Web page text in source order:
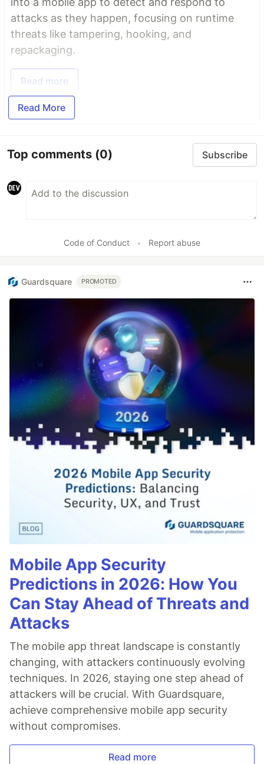
attacks as they happen, focusing on runtime
threats like tampering, hooking, and
repackaging.
Read more
Read More
Top comments (0) Subscribe
Code of Conduct • Report abuse
Guardsquare PROMOTED
Mobile App Security
Predictions in 2026: How You
Can Stay Ahead of Threats and
Attacks
The mobile app threat landscape is constantly
changing, with attackers continuously evolving
techniques. In 2026, staying one step ahead of
attackers will be crucial. With Guardsquare,
achieve comprehensive mobile app security
without compromises.
Read more